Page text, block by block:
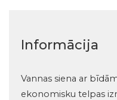
Informācija
Vannas siena ar
ekonomisku telpas